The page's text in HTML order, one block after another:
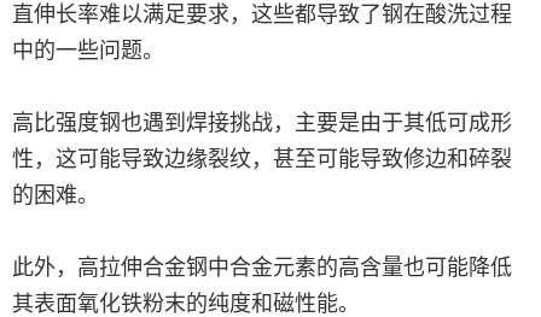
直伸长率难以满足要求，这些都导致了钢在酸洗过程
中的一些问题。
高比强度钢也遇到焊接挑战，主要是由于其低可成形
性，这可能导致边缘裂纹，甚至可能导致修边和碎裂
的困难。
此外，高拉伸合金钢中合金元素的高含量也可能降低
其表面氧化铁粉末的纯度和磁性能。